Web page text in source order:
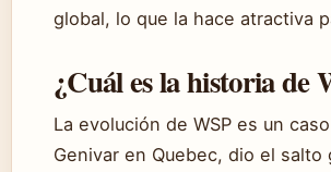
global, lo que la hace atractiva
¿Cuál es la historia de
La evolución de WSP es un
Genivar en Quebec, dio el